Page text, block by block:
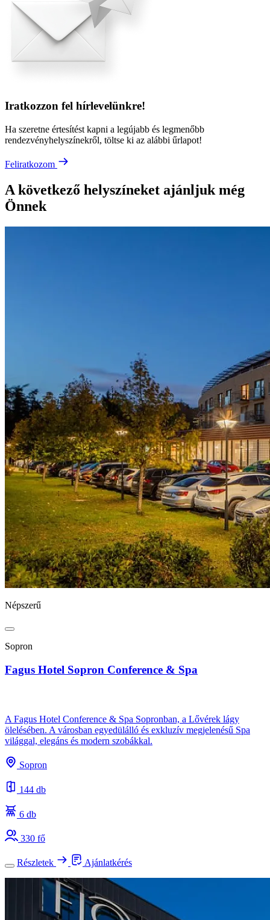
Iratkozzon fel hírlevelünkre!
Ha szeretne értesítést kapni a legújabb és legmenőbb
rendezvényhelyszínekről, töltse ki az alábbi űrlapot!
Feliratkozom
A következő helyszíneket ajánljuk még
Önnek
Népszerű
Sopron
Fagus Hotel Sopron Conference & Spa
A Fagus Hotel Conference & Spa Sopronban, a Lővérek lágy
ölelésében. A városban egyedülálló és exkluzív megjelenésű Spa
világgal, elegáns és modern szobákkal.
Sopron
144 db
6 db
330 fő
Részletek Ajánlatkérés